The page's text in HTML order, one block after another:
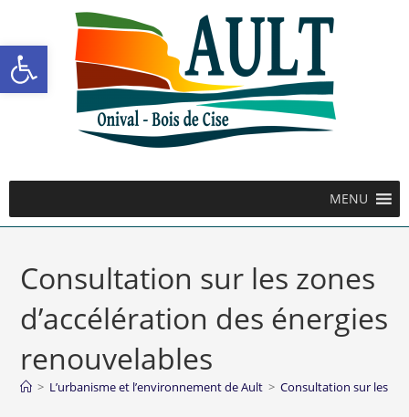
Ouvrir la barre d’outils
MENU
Consultation sur les zones
d’accélération des énergies
renouvelables
> L’urbanisme et l’environnement de Ault > Consultation sur les